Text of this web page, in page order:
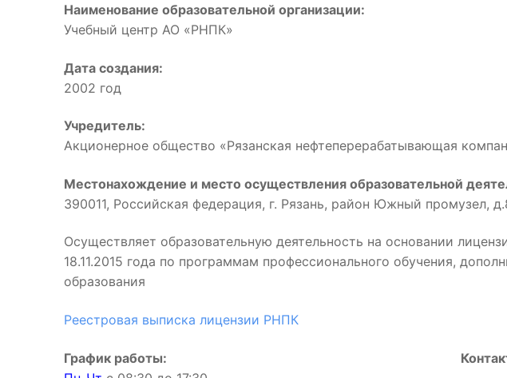
Наименование образовательной организации:
Учебный центр АО «РНПК»
Дата создания:
2002 год
Учредитель:
Акционерное общество «Рязанская нефтеперерабатывающая
Местонахождение и место осуществления образовательной
390011, Российская федерация, г. Рязань, район Южный промузел,
Осуществляет образовательную деятельность на основании
18.11.2015 года по программам профессионального обучения,
образования
Реестровая выписка лицензии РНПК
График работы: